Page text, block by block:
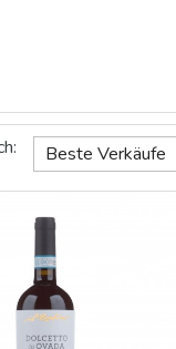
Beste Verkäufe